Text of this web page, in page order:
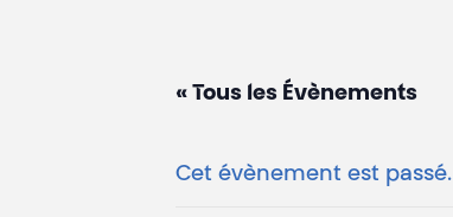
« Tous les Évènements
Cet évènement est passé.